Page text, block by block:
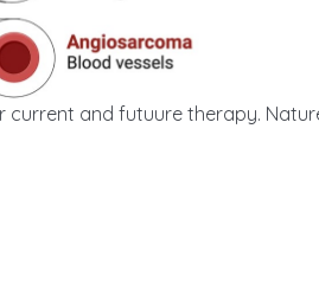
and futuure therapy.